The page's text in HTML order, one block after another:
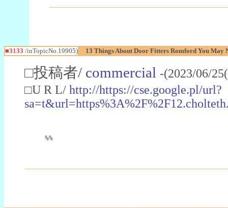
■3133 /inTopicNo.19905) 13 Things About Door Fitters Romford You May
□投稿者/ commercial -(2023/06/
□U R L/ http://https://cse.google.pl/url?
%%